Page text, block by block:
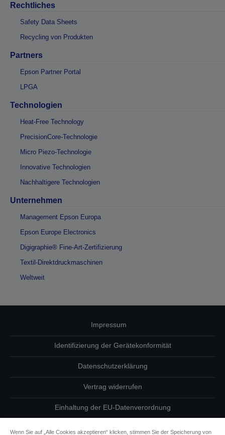
Rechtliches
Safety Data Sheets
Recycling von Produkten
Partners
Epson Partner Portal
LPGA
Technologien
Heat-Free Technology
PrecisionCore-Technologie
Micro Piezo-Technologie
Innovative Technologien
Nachhaltigere Technologien
Unternehmen
Management Epson Europa
Epson Europe Electronics
Digigraphie® Fine-Art-Zertifizierung
Textil-Direktdruckmaschinen
Weltweit
Impressum
Identifizierung der Gerätekonformität
Datenschutzerklärung
Vertrag widerrufen
Einhaltung der EU-Datenverordnung
Wenn Sie auf „Alle Cookies akzeptieren“ klicken, stimmen Sie der Speicherung von